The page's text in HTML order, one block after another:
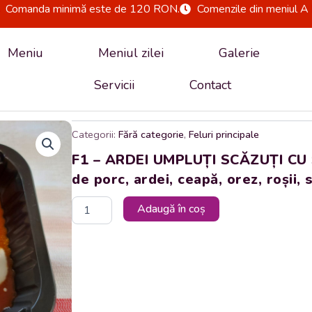
Comanda minimă este de 120 RON. Comenzile din meniul
Meniu Meniul zilei Galerie
Servicii
Contact
Categorii: Fără categorie,Feluri principale
F1 – ARDEI UMPLUȚI SCĂZUȚI
de porc, ardei, ceapă, orez, roșii,
Cantitate
SOS
Adaugă în coș